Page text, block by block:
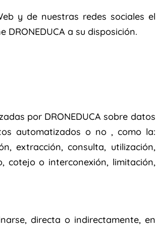
y de nuestras redes sociales el
a su disposición.
por DRONEDUCA sobre datos
automatizados o no , como la:
extracción, consulta, utilización,
cotejo o interconexión, limitación,
directa o indirectamente, en